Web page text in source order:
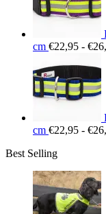
cm €22,95 - €
cm €22,95 - €
Best Selling